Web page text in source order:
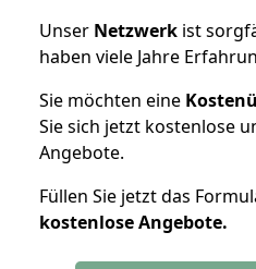
Unser Netzwerk ist
haben viele Jahre
Sie möchten eine
Sie sich jetzt kostenlose
Angebote.
Füllen Sie jetzt das
kostenloseAngebote.